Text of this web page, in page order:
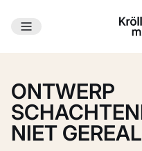
Ga naar
ONTWERP
NIET